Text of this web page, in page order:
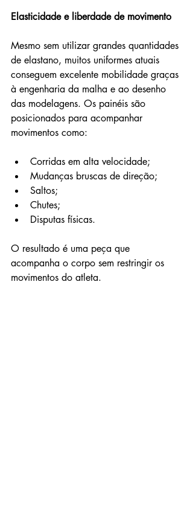
Elasticidade e liberdade de movimento
Mesmo sem utilizar grandes quantidades
de elastano, muitos uniformes atuais
conseguem excelente mobilidade graças
à engenharia da malha e ao desenho
das modelagens. Os painéis são
posicionados para acompanhar
movimentos como:
Corridas em alta velocidade;
Mudanças bruscas de direção;
Saltos;
Chutes;
Disputas físicas.
O resultado é uma peça que
acompanha o corpo sem restringir os
movimentos do atleta.